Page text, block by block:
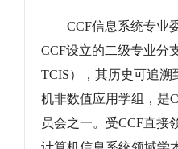
CCF信息系统专业
CCF设立的二级专业分
TCIS），其历史可追溯
机非数值应用学组，是
员会之一。受CCF直接